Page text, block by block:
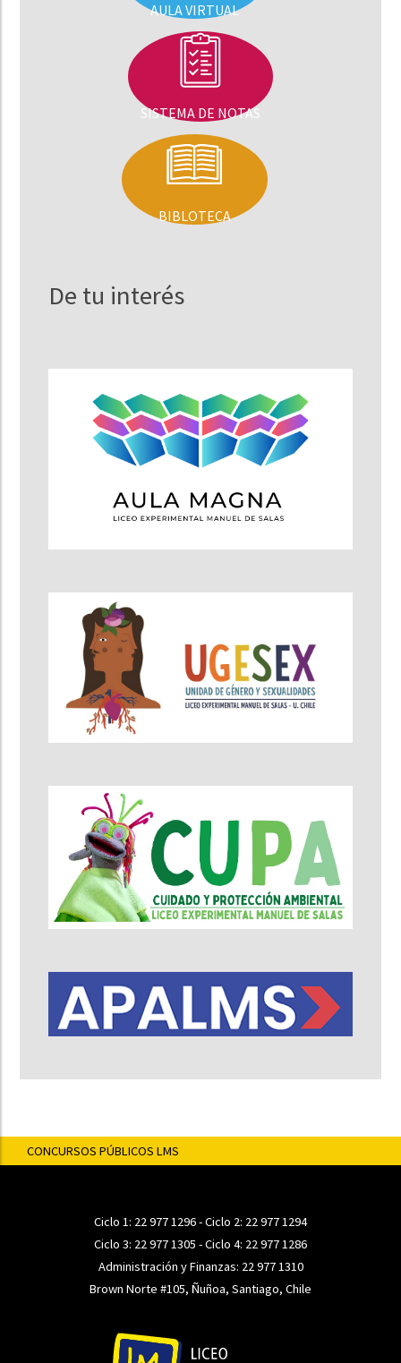
AULA VIRTUAL
SISTEMA DE NOTAS
BIBLOTECA
De tu interés
CONCURSOS PÚBLICOS LMS
Ciclo 1: 22 977 1296- Ciclo 2: 22 977 1294
Ciclo 3: 22 977 1305 - Ciclo 4: 22 977 1286
Administración y Finanzas: 22 977 1310
Brown Norte #105, Ñuñoa, Santiago, Chile